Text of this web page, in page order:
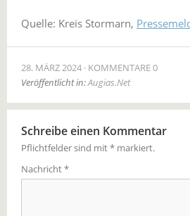
Quelle: Kreis Stormarn,
28. MÄRZ 2024 KOMMENTARE 0
Veröffentlicht in:Augias.Net
Schreibe einen Kommentar
Pflichtfelder sind mit* markiert.
Nachricht*